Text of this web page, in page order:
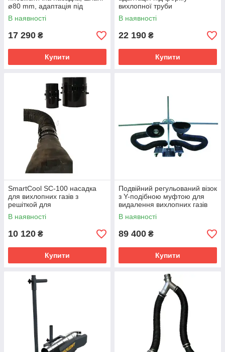
ø80 mm, адаптація під
форму вихлопної труби
В наявності
17 290 ₴
Купити
вихлопної труби
В наявності
22 190 ₴
Купити
SmartCool SC-100 насадка
для вихлопних газів з
решіткой для
охолодувального повітря
В наявності
10 120 ₴
Купити
Подвійний регульований візок
з Y-подібною муфтою для
видалення вихлопних газів
В наявності
89 400 ₴
Купити